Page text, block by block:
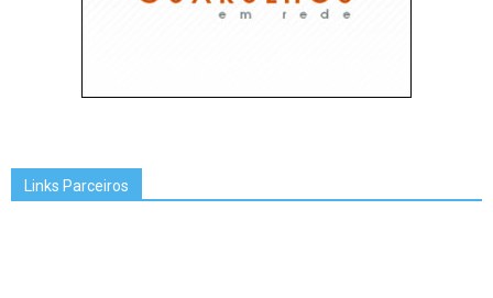
Links Parceiros